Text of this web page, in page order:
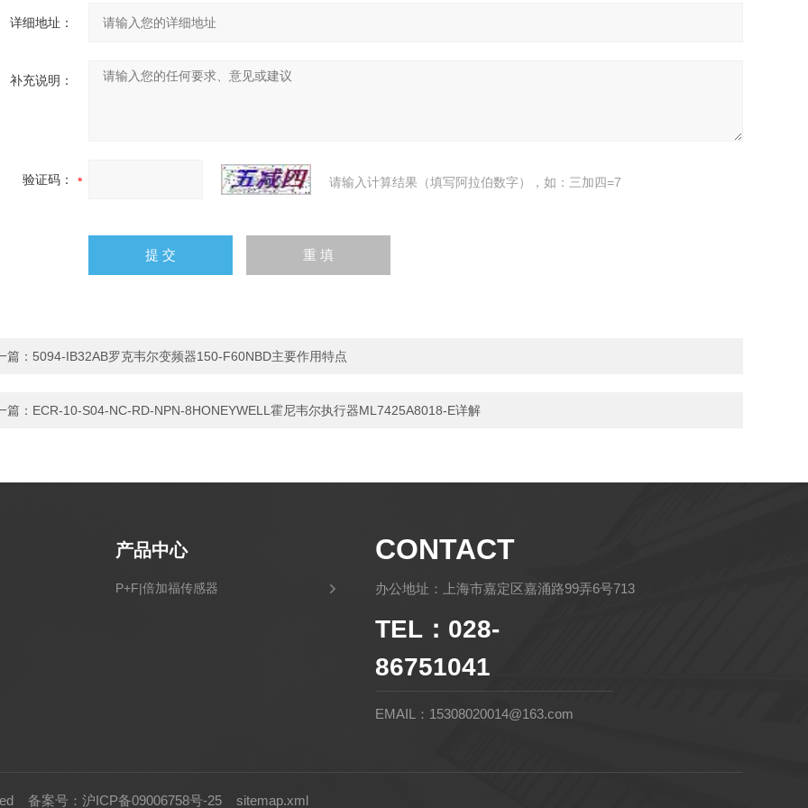
详细地址：
补充说明：
验证码： 请输入计算结果（填写阿拉伯数字），如：三加四=7
篇： 5094-IB32AB罗克韦尔变频器150-F60NBD主要作用特点
篇： ECR-10-S04-NC-RD-NPN-8HONEYWELL霍尼韦尔执行器ML7425A8018-E详解
产品中心
P+F|倍加福传感器
CONTACT
办公地址：上海市嘉定区嘉涌路99弄6号713
TEL：028-
86751041
EMAIL：15308020014@163.com
备案号：沪ICP备09006758号-25 sitemap.xml